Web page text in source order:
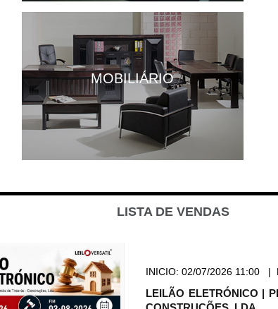
MOBILIÁRIO
LISTA DE VENDAS
INICIO: 02/07/2026 11:00 |
LEILÃO ELETRÓNICO |